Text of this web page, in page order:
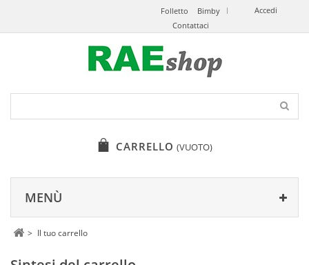
Accedi
Folletto
Bimby
Contattaci
CARRELLO (VUOTO)
MENÙ
> Il tuo carrello